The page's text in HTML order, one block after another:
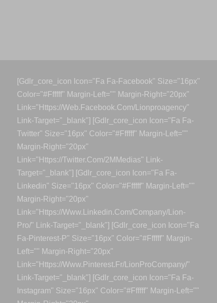
[gdlr_core_icon Icon="fa Fa-Facebook" Size="16px"
Color="#ffffff" Margin-Left="" Margin-Right="20px"
Link="https://web.facebook.com/lionproagency"
Link-Target="_blank"] [gdlr_core_icon Icon="fa Fa-
Twitter" Size="16px" Color="#ffffff" Margin-Left=""
Margin-Right="20px"
Link="https://twitter.com/2MMedias" Link-
Target="_blank"] [gdlr_core_icon Icon="fa Fa-
Linkedin" Size="16px" Color="#ffffff" Margin-Left=""
Margin-Right="20px"
Link="https://www.linkedin.com/company/lion-
Pro/" Link-Target="_blank"] [gdlr_core_icon Icon="fa
Fa-Pinterest-P" Size="16px" Color="#ffffff" Margin-
Left="" Margin-Right="20px"
Link="https://www.pinterest.fr/LionProCompany/"
Link-Target="_blank"] [gdlr_core_icon Icon="fa Fa-
Instagram" Size="16px" Color="#ffffff" Margin-Left=""